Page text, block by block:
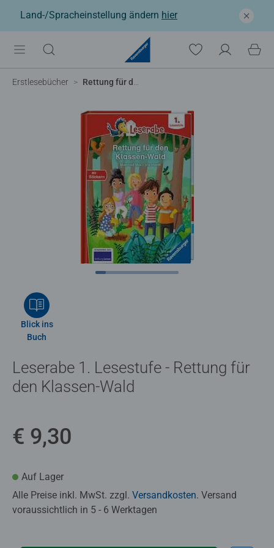
Land-/Spracheinstellung ändern hier
Erstlesebücher Rettung für den Klassen-Wald
Blick ins
Buch
Leserabe 1. Lesestufe - Rettung für
den Klassen-Wald
€ 9,30
Auf Lager
Alle Preise inkl. MwSt. zzgl. Versandkosten. Versand
voraussichtlich in 5 - 6 Werktagen